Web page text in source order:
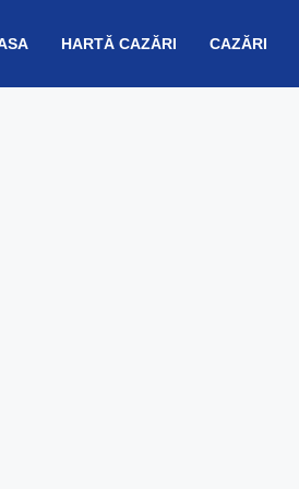
HARTĂ CAZĂRI CAZĂRI